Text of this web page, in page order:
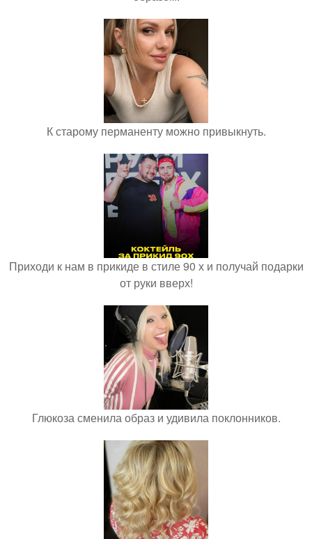
К старому перманенту можно привыкнуть.
Приходи к нам в прикиде в стиле 90 х и получай подарки
от руки вверх!
Глюкоза сменила образ и удивила поклонников.